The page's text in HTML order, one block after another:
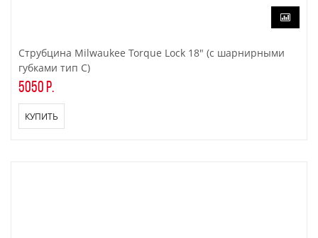
Струбцина Milwaukee Torque Lock 18" (с шарнирными
губками тип C)
5050 р.
КУПИТЬ